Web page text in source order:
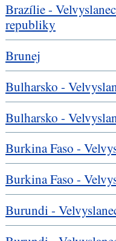
Brazílie -
republiky
Brunej
Bulharsko -
Bulharsko -
Burkina Faso -
Burkina Faso -
Burundi -